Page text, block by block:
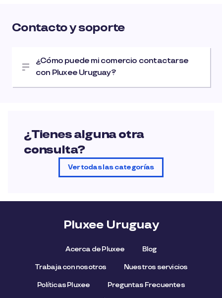
Contacto y soporte
¿Cómo puede mi comercio contactarse
con Pluxee Uruguay?
¿Tienes alguna otra
consulta?
Ver todas las categorías
Pluxee Uruguay
Acerca de Pluxee Blog
Trabaja con nosotros Nuestros servicios
Políticas Pluxee Preguntas Frecuentes